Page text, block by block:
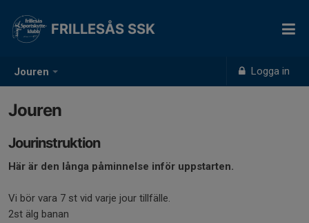
Jouren Logga in
FRILLESÅS SSK
Jouren
Jourinstruktion
Här är den långa påminnelse inför uppstarten.
Vi bör vara 7 st vid varje jour tillfälle.
2st älg banan